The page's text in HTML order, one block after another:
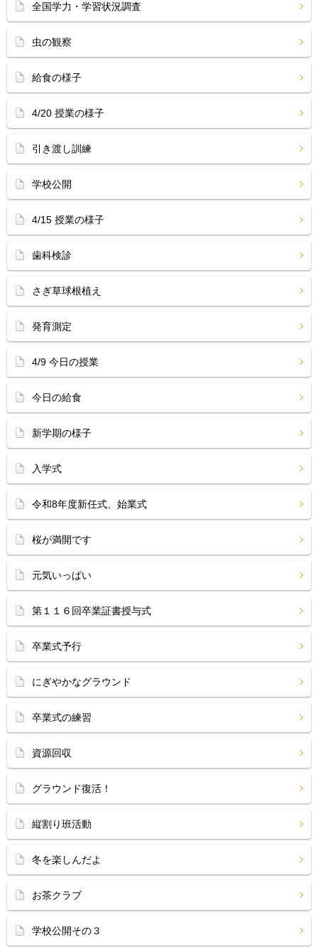
全国学力・学習状況調査
虫の観察
給食の様子
4/20 授業の様子
引き渡し訓練
学校公開
4/15 授業の様子
歯科検診
さぎ草球根植え
発育測定
4/9 今日の授業
今日の給食
新学期の様子
入学式
令和8年度新任式、始業式
桜が満開です
元気いっぱい
第１１６回卒業証書授与式
卒業式予行
にぎやかなグラウンド
卒業式の練習
資源回収
グラウンド復活！
縦割り班活動
冬を楽しんだよ
お茶クラブ
学校公開その３